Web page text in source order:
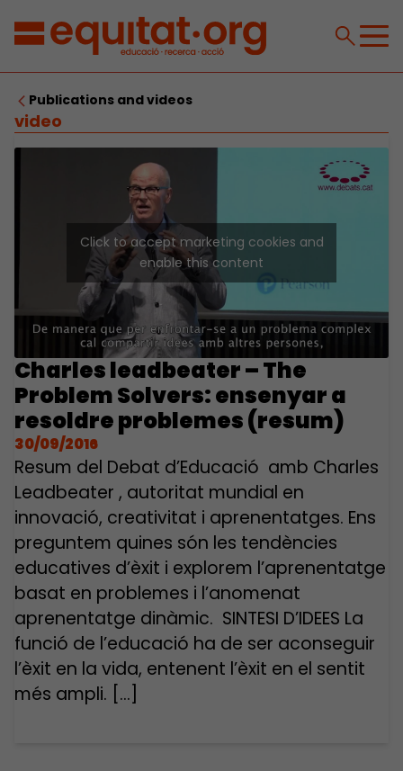
Publications and videos
video
Click to accept marketing cookies and
enable this content
Charles leadbeater – The
Problem Solvers: ensenyar a
resoldre problemes (resum)
30/09/2016
Resum del Debat d’Educació amb Charles
Leadbeater , autoritat mundial en
innovació, creativitat i aprenentatges. Ens
preguntem quines són les tendències
educatives d’èxit i explorem l’aprenentatge
basat en problemes i l’anomenat
aprenentatge dinàmic. SINTESI D’IDEES La
funció de l’educació ha de ser aconseguir
l’èxit en la vida, entenent l’èxit en el sentit
més ampli. […]